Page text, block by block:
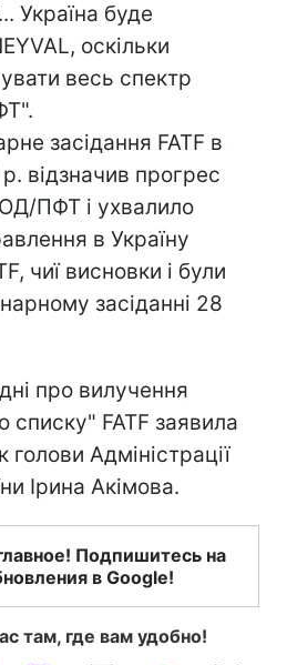
Україна буде
оскільки
весь спектр
засідання FATF в
відзначив прогрес
ПФТ і ухвалило
в Україну
чиї висновки і були
засіданні 28
про вилучення
списку" FATF заявила
Адміністрації
Ірина Акімова.
Подпишитесь на
в Google!
там, где вам удобно!